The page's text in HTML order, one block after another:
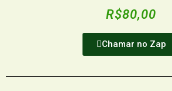
R$80,00
Chamar no Zap